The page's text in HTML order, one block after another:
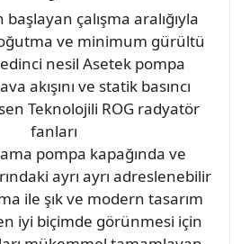
çalışma aralığıyla
ve minimum gürültü
nesil Asetek pompa
akışını ve statik basıncı
Teknolojili ROG radyatör
fanları
pompa kapağında ve
ayrı ayrı adreslenebilir
ile şık ve modern tasarım
iyi biçimde görünmesi için